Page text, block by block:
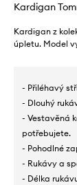
Kardigan
Kardigan z
úpletu. Model
- Přiléhavý
- Dlouhý
- Vestavěná
potřebujete.
- Pohodlné
- Rukávy a
- Délka